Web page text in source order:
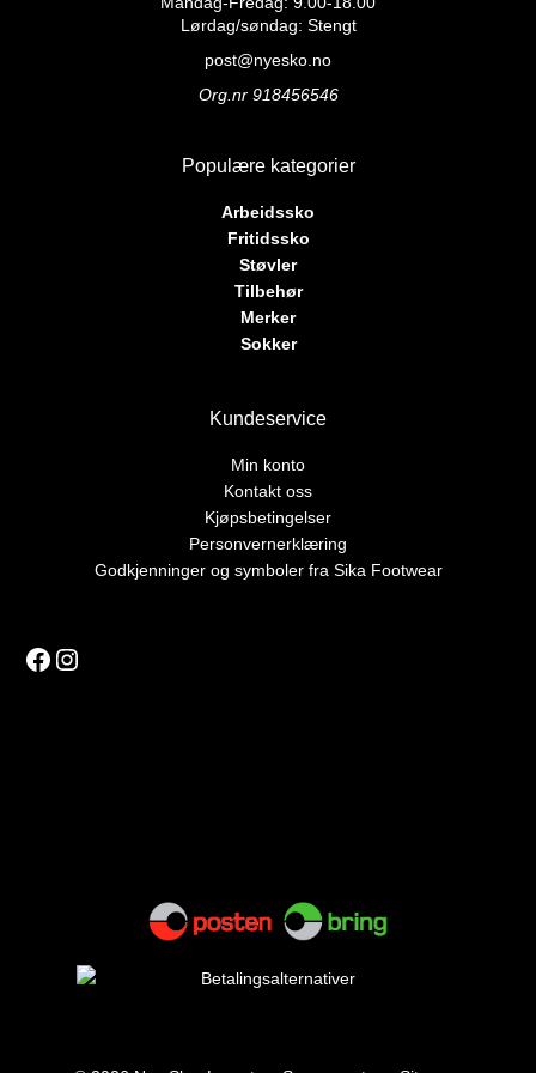
velges
på
Lørdag/søndag: Stengt
post@nyesko.no
Org.nr 918456546
Populære kategorier
Arbeidssko
Fritidssko
Støvler
Tilbehør
Merker
Sokker
Kundeservice
Min konto
Kontakt oss
Kjøpsbetingelser
Personvernerklæring
Godkjenninger og symboler fra Sika Footwear
Facebook
Instagram